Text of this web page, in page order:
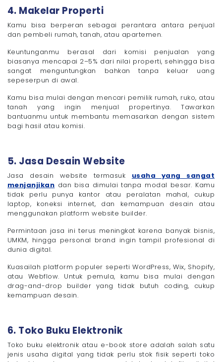
4. Makelar Properti
Kamu bisa berperan sebagai perantara antara penjual
dan pembeli rumah, tanah, atau apartemen.
Keuntunganmu berasal dari komisi penjualan yang
biasanya mencapai 2–5% dari nilai properti, sehingga bisa
sangat menguntungkan bahkan tanpa keluar uang
sepeserpun di awal.
Kamu bisa mulai dengan mencari pemilik rumah, ruko, atau
tanah yang ingin menjual propertinya. Tawarkan
bantuanmu untuk membantu memasarkan dengan sistem
bagi hasil atau komisi.
5. Jasa Desain Website
Jasa desain website termasuk usaha yang sangat
menjanjikan dan bisa dimulai tanpa modal besar. Kamu
tidak perlu punya kantor atau peralatan mahal, cukup
laptop, koneksi internet, dan kemampuan desain atau
menggunakan platform website builder.
Permintaan jasa ini terus meningkat karena banyak bisnis,
UMKM, hingga personal brand ingin tampil profesional di
dunia digital.
Kuasailah platform populer seperti WordPress, Wix, Shopify,
atau Webflow. Untuk pemula, kamu bisa mulai dengan
drag-and-drop builder yang tidak butuh coding, cukup
kemampuan desain.
6. Toko Buku Elektronik
Toko buku elektronik atau e-book store adalah salah satu
jenis usaha digital yang tidak perlu stok fisik seperti toko